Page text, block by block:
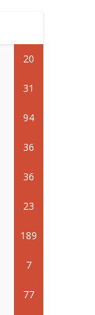
20
31
94
36
36
23
189
7
77